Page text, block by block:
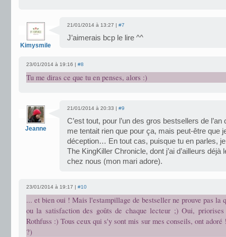
Kimysmile
21/01/2014 à 13:27 | #7
J’aimerais bcp le lire ^^
23/01/2014 à 19:16 | #8
Tu me diras ce que tu en penses, alors :)
Jeanne
21/01/2014 à 20:33 | #9
C’est tout, pour l’un des gros bestsellers de
me tentait rien que pour ça, mais peut-être que
déception… En tout cas, puisque tu en parles,
The KingKiller Chronicle, dont j’ai d’ailleurs
chez nous (mon mari adore).
23/01/2014 à 19:17 | #10
... et bien oui ! Mais l'estampillage de bestseller ne prouve pas la
ou la satisfaction des goûts de chaque lecteur ;) Oui, priorises
Rothfuss :) Tous ceux qui s'y sont mis sur mes conseils, ont adoré
?)